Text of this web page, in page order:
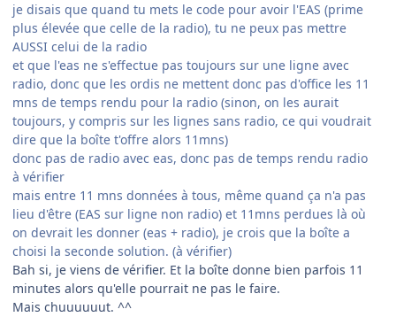
je disais que quand tu mets le code pour avoir l'EAS (prime
plus élevée que celle de la radio), tu ne peux pas mettre
AUSSI celui de la radio
et que l'eas ne s'effectue pas toujours sur une ligne avec
radio, donc que les ordis ne mettent donc pas d'office les 11
mns de temps rendu pour la radio (sinon, on les aurait
toujours, y compris sur les lignes sans radio, ce qui voudrait
dire que la boîte t'offre alors 11mns)
donc pas de radio avec eas, donc pas de temps rendu radio
à vérifier
mais entre 11 mns données à tous, même quand ça n'a pas
lieu d'être (EAS sur ligne non radio) et 11mns perdues là où
on devrait les donner (eas + radio), je crois que la boîte a
choisi la seconde solution. (à vérifier)
Bah si, je viens de vérifier. Et la boîte donne bien parfois 11
minutes alors qu'elle pourrait ne pas le faire.
Mais chuuuuuut. ^^